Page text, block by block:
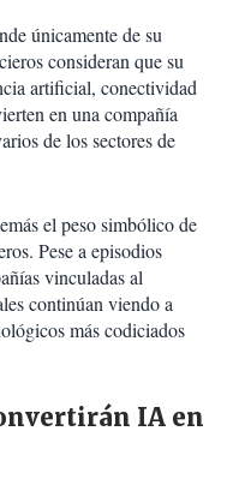
únicamente de su
consideran que su
artificial, conectividad
en una compañía
de los sectores de
el peso simbólico de
Pese a episodios
vinculadas al
continúan viendo a
más codiciados
IA en